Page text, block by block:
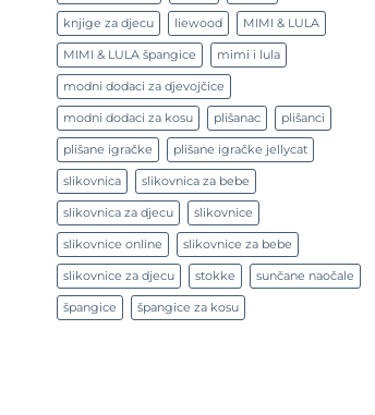
knjige za djecu liewood MIMI & LULA
MIMI & LULA špangice mimi i lula
modni dodaci za djevojčice
modni dodaci za kosu plišanac plišanci
plišane igračke plišane igračke jellycat
slikovnica slikovnica za bebe
slikovnica za djecu slikovnice
slikovnice online slikovnice za bebe
slikovnice za djecu stokke sunčane naočale
špangice špangice za kosu